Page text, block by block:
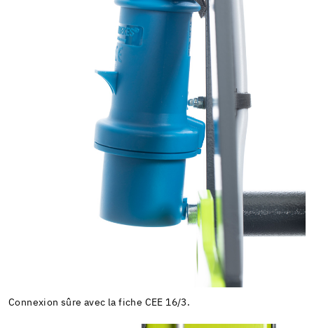
Connexion sûre avec la fiche CEE 16/3.